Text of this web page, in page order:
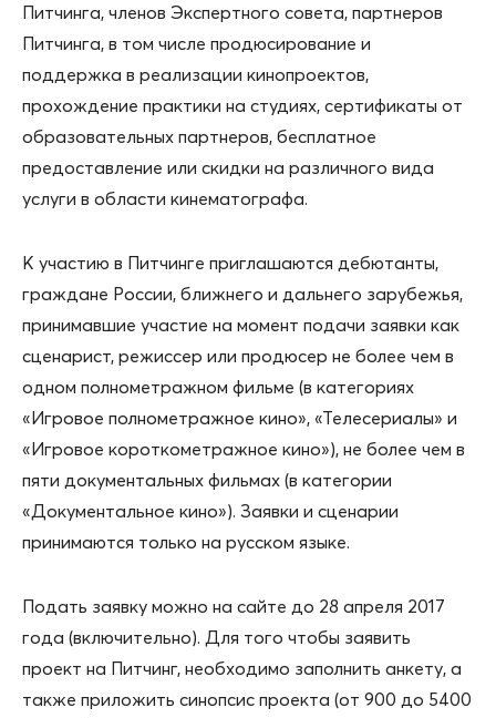
Питчинга, членов Экспертного совета, партнеров
Питчинга, в том числе продюсирование и
поддержка в реализации кинопроектов,
прохождение практики на студиях, сертификаты от
образовательных партнеров, бесплатное
предоставление или скидки на различного вида
услуги в области кинематографа.
К участию в Питчинге приглашаются дебютанты,
граждане России, ближнего и дальнего зарубежья,
принимавшие участие на момент подачи заявки как
сценарист, режиссер или продюсер не более чем в
одном полнометражном фильме (в категориях
«Игровое полнометражное кино», «Телесериалы» и
«Игровое короткометражное кино»), не более чем в
пяти документальных фильмах (в категории
«Документальное кино»). Заявки и сценарии
принимаются только на русском языке.
Подать заявку можно на сайте до 28 апреля 2017
года (включительно). Для того чтобы заявить
проект на Питчинг, необходимо заполнить анкету, а
также приложить синопсис проекта (от 900 до 5400